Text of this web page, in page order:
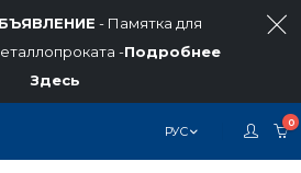
- Памятка для
-Подробнее
Здесь
РУС
0